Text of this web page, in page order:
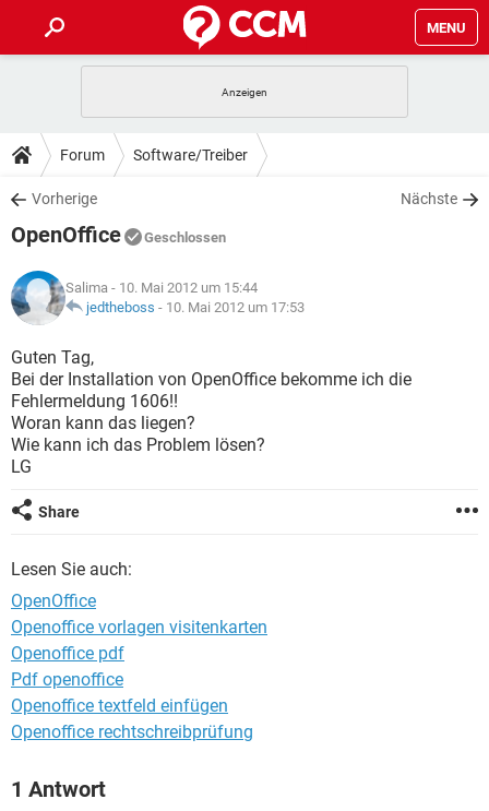
MENU
ANDROID IOS
WINDOWS 10
WHATSAPP
FACEBOOK
TIPPS & TRICKS
SPIELE
WHATSAPP
FACEBOOK
DOWNLOADS
SPIELE
ANDROID
WINDOWS 10 INSTAGRAM
WHATSAPP
FACEBOOK HARDWARE
FORUM
SPIELE
ANDROID
WINDOWS 10
WHATSAPP
FACEBOOK HARDWARE
LEXIKON
SPIELE
ANDROID IOS
WINDOWS 10
WHATSAPP
FACEBOOK
Forum Software/Treiber
Vorherige Nächste
OpenOffice Geschlossen
Salima - 10. Mai 2012 um 15:44
jedtheboss - 10. Mai 2012 um 17:53
Guten Tag,
Bei der Installation von OpenOffice bekomme ich die
Fehlermeldung 1606!!
Woran kann das liegen?
Wie kann ich das Problem lösen?
LG
Share
Lesen Sie auch:
OpenOffice
Openoffice vorlagen visitenkarten
Openoffice pdf
Pdf openoffice
Openoffice textfeld einfügen
Openoffice rechtschreibprüfung
1 Antwort